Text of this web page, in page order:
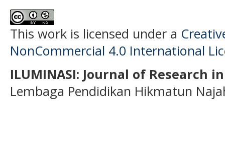
This work is licensed under a
NonCommercial 4.0 International
ILUMINASI: Journal of Research
Lembaga Pendidikan Hikmatun